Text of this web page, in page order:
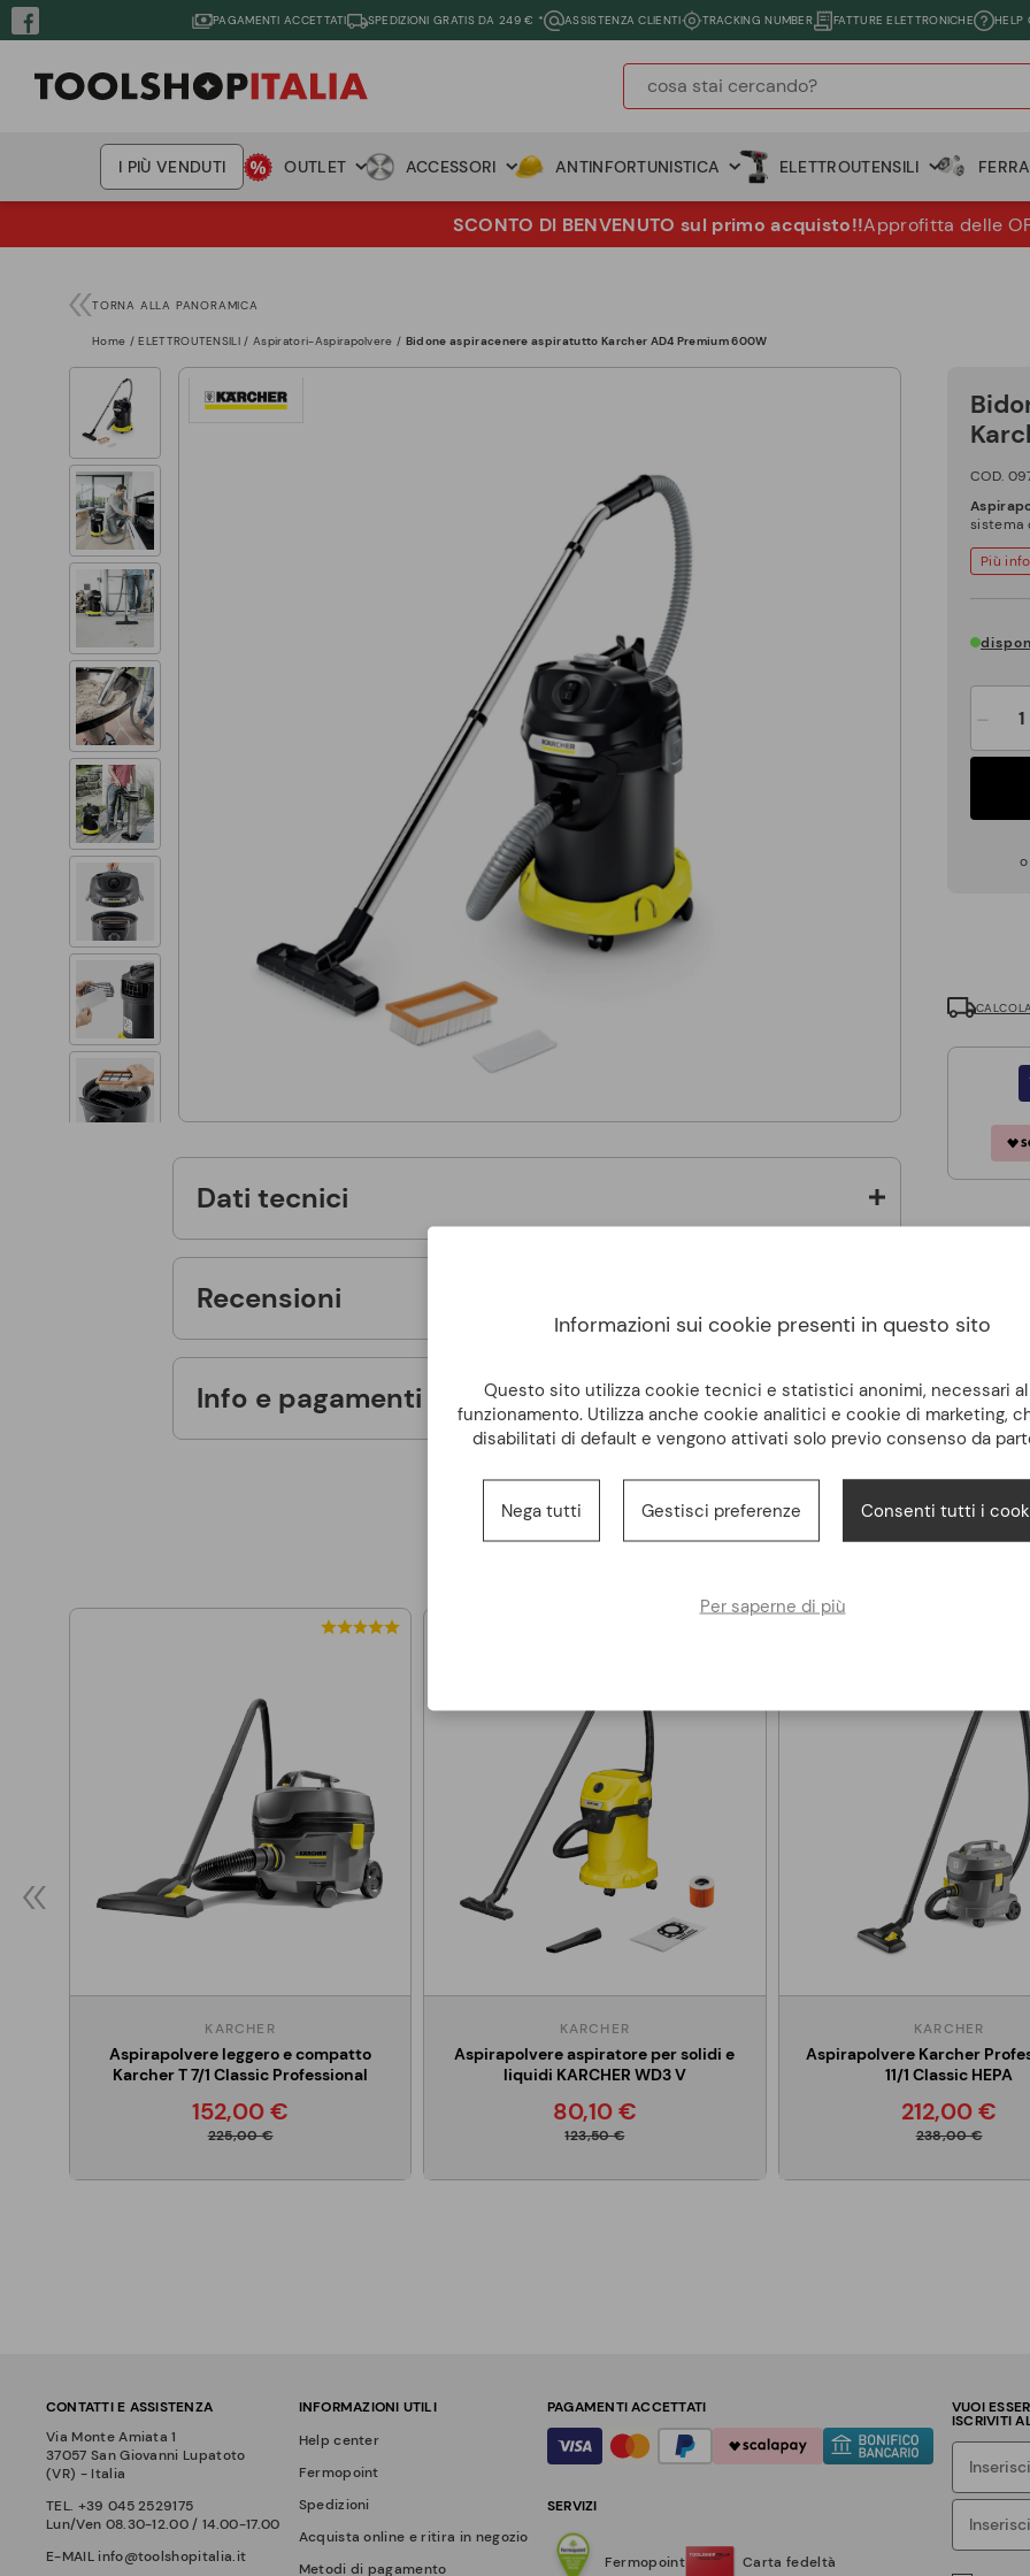
PAGAMENTI ACCETTATI SPEDIZIONI GRATIS DA 249 € * ASSISTENZA CLIENTI TRACKING NUMBER FATTURE ELETTRONICHE HELP
I PIÙ VENDUTI OUTLET ACCESSORI ANTINFORTUNISTICA ELETTROUTENSILI
SCONTO DI BENVENUTO sul primo acquisto!!Approfitta delle
TORNA ALLA PANORAMICA
Home ELETTROUTENSILI Aspiratori-Aspirapolvere Bidone aspiracenere aspiratutto Karcher AD4 Premium 600W
COD.
sistema
Più
-
Dati tecnici
Recensioni
Info e pagamenti
Altri clienti hanno acquistato anche
KARCHER
Aspirapolvere leggero e compatto
Karcher T 7/1 Classic Professional
152,00 €
225,00 €
KARCHER
Aspirapolvere aspiratore per solidi e
liquidi KARCHER WD3 V
80,10 €
123,50 €
KARCHER
Aspirapolvere Karcher
11/1 Classic HEPA
212,00 €
238,00 €
CONTATTI E ASSISTENZA
Via Monte Amiata 1
37057 San Giovanni Lupatoto
(VR) - Italia
TEL. +39 045 2529175
Lun/Ven 08.30-12.00 / 14.00-17.00
E-MAIL info@toolshopitalia.it
INFORMAZIONI UTILI
Help center
Fermopoint
Spedizioni
Acquista online e ritira in negozio
Metodi di pagamento
PAGAMENTI ACCETTATI
SERVIZI
Fermopoint Carta fedeltà
VUOI
ISCRIVITI
Informazioni sui cookie presenti in questo sito
Questo sito utilizza cookie tecnici e statistici anonimi, necessari
funzionamento. Utilizza anche cookie analitici e cookie di marketing,
disabilitati di default e vengono attivati solo previo consenso da
Nega tutti Gestisci preferenze Consenti tutti i
Per saperne di più